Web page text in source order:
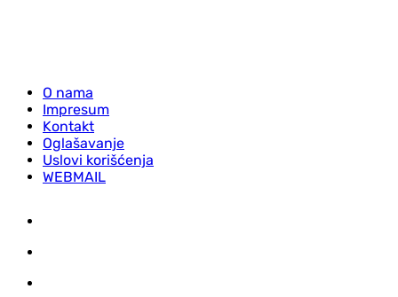
O nama
Impresum
Kontakt
Oglašavanje
Uslovi korišćenja
WEBMAIL